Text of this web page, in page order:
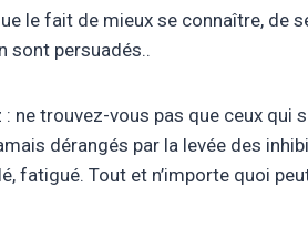
le fait de mieux se connaître, de
sont persuadés..
ne trouvez-vous pas que ceux
dérangés par la levée des
fatigué. Tout et n’importe quoi